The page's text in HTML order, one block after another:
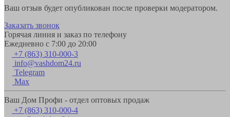
Ваш отзыв будет опубликован после проверки модератором.
Заказать звонок
Горячая линия и заказ по телефону
Ежедневно с 7:00 до 20:00
+7 (863) 310-000-3
info@vashdom24.ru
Telegram
Max
Ваш Дом Профи - отдел оптовых продаж
+7 (863) 310-000-4